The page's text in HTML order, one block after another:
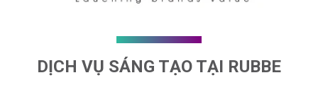
DỊCH VỤ SÁNG TẠO TẠI RUBBE